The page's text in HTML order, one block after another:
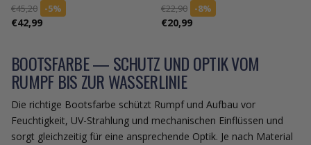
€45,20
-5%
€42,99
€22,90
-8%
€20,99
BOOTSFARBE — SCHUTZ UND OPTIK VOM
RUMPF BIS ZUR WASSERLINIE
Die richtige Bootsfarbe schützt Rumpf und Aufbau vor
Feuchtigkeit, UV-Strahlung und mechanischen Einflüssen und
sorgt gleichzeitig für eine ansprechende Optik. Je nach Material